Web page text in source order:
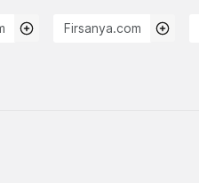
Firsanya.com